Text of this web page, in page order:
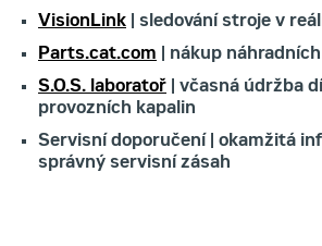
VisionLink | sledování stroje v
Parts.cat.com | nákup
S.O.S. laboratoř | včasná údržba
provozních kapalin
Servisní doporučení | okamžitá
správný servisní zásah